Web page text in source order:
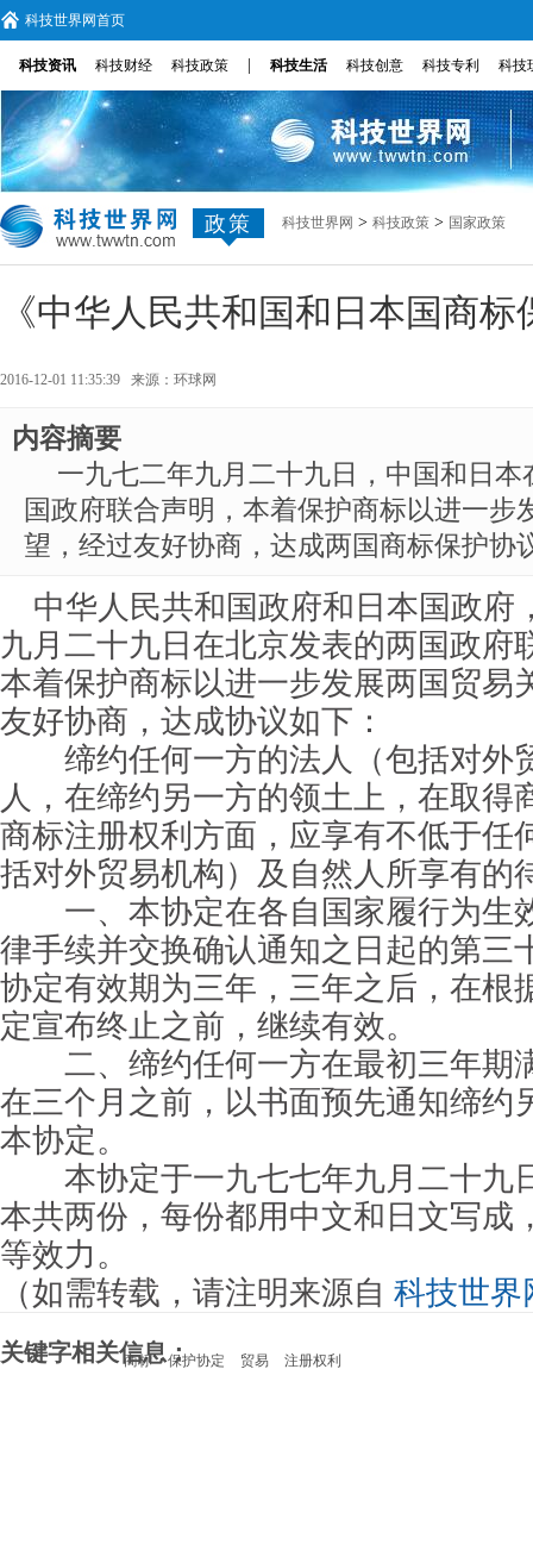
科技世界网首页
科技资讯 科技财经 科技政策 科技生活 科技创意 科技专利 科技
政策 科技世界网 > 科技政策 > 国家政策
《中华人民共和国和日本国商
2016-12-01 11:35:39 来源： 环球网
内容摘要
一九七二年九月二十九日，中国和日
国政府联合声明，本着保护商标以进一步
望，经过友好协商，达成两国商标保护协
中华人民共和国政府和日本国政府
九月二十九日在北京发表的两国政府
本着保护商标以进一步发展两国贸易
友好协商，达成协议如下：
缔约任何一方的法人（包括对外
人，在缔约另一方的领土上，在取得
商标注册权利方面，应享有不低于任
括对外贸易机构）及自然人所享有的
一、本协定在各自国家履行为生
律手续并交换确认通知之日起的第三
协定有效期为三年，三年之后，在根
定宣布终止之前，继续有效。
二、缔约任何一方在最初三年期
在三个月之前，以书面预先通知缔约
本协定。
本协定于一九七七年九月二十九
本共两份，每份都用中文和日文写成
等效力。
（如需转载，请注明来源自 科技世界
关键字相关信息：
商标 保护协定 贸易 注册权利